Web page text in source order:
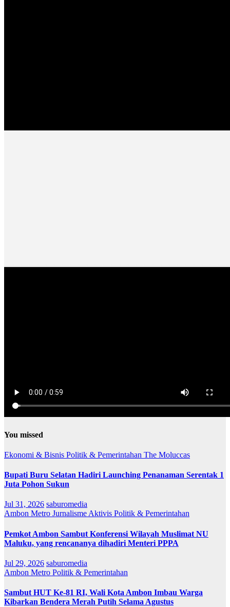
You missed
Ekonomi & Bisnis Politik & Pemerintahan The Moluccas
Bupati Buru Selatan Hadiri Launching Penanaman Serentak 1
Juta Pohon Sukun
Jul 31, 2026 saburomedia
Ambon Metro Jurnalisme Aktivis Politik & Pemerintahan
Pemkot Ambon Sambut Konferensi Wilayah Muslimat NU
Maluku, yang rencananya dihadiri Menteri PPPA
Jul 29, 2026 saburomedia
Ambon Metro Politik & Pemerintahan
Sambut HUT Ke-81 RI, Wali Kota Ambon Imbau Warga
Kibarkan Bendera Merah Putih Selama Agustus